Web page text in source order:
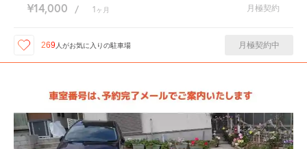
¥14,000 / 1 ヶ月 月極契約
269人がお気に入りの駐車場 月極契約中